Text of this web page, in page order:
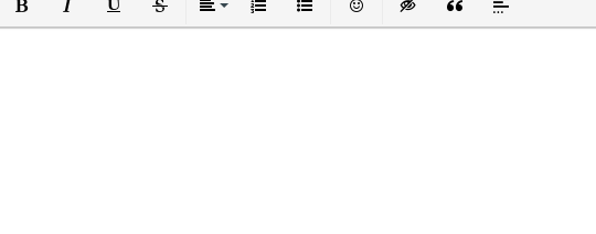
Полужирный
КурсивПодчеркнутый
ЗачеркнутыйВыравнивание
Нумерованный список
Маркированный список
Вставить смайлик
Вставка скрытого текста
Вставка цитаты
Вставка